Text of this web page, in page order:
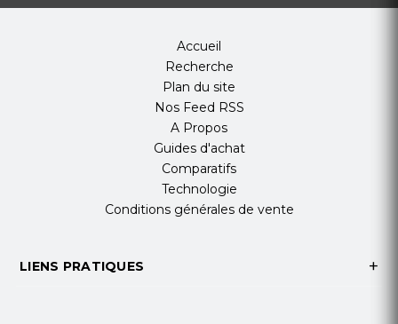
Accueil
Recherche
Plan du site
Nos Feed RSS
A Propos
Guides d'achat
Comparatifs
Technologie
Conditions générales de vente
LIENS PRATIQUES